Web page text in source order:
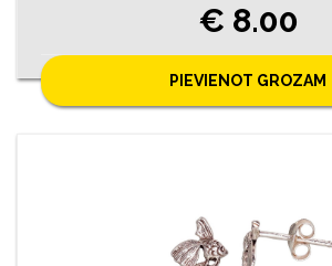
€ 8.00
PIEVIENOT GROZAM